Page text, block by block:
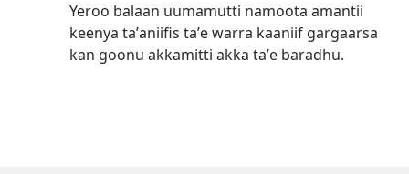
Yeroo balaan uumamutti namoota amantii
keenya taʼaniifis taʼe warra kaaniif gargaarsa
kan goonu akkamitti akka taʼe baradhu.